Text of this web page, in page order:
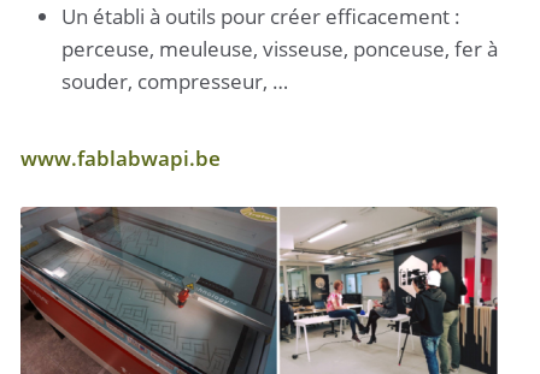
Un établi à outils pour créer efficacement :
perceuse, meuleuse, visseuse, ponceuse, fer à
souder, compresseur, …
www.fablabwapi.be